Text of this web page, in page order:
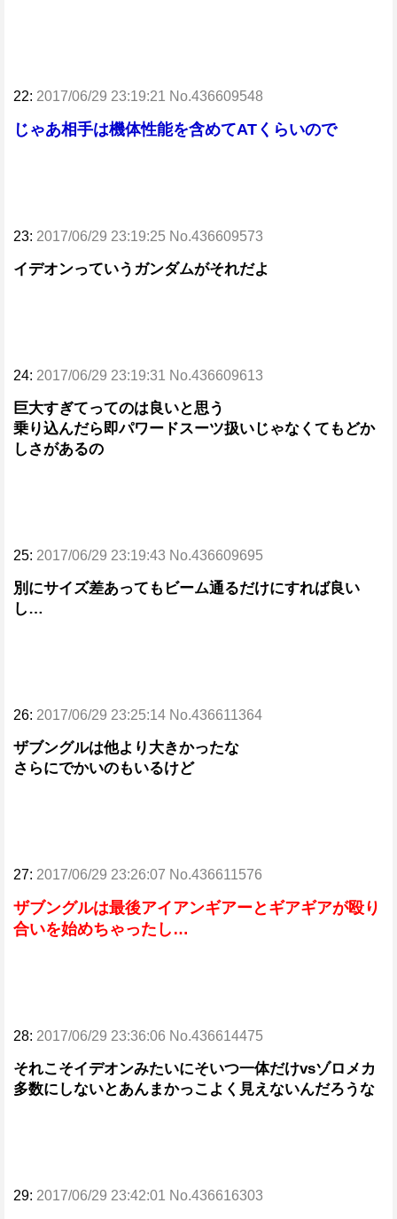
22: 2017/06/29 23:19:21 No.436609548
じゃあ相手は機体性能を含めてATくらいので
23: 2017/06/29 23:19:25 No.436609573
イデオンっていうガンダムがそれだよ
24: 2017/06/29 23:19:31 No.436609613
巨大すぎてってのは良いと思う
乗り込んだら即パワードスーツ扱いじゃなくてもどか
しさがあるの
25: 2017/06/29 23:19:43 No.436609695
別にサイズ差あってもビーム通るだけにすれば良い
し…
26: 2017/06/29 23:25:14 No.436611364
ザブングルは他より大きかったな
さらにでかいのもいるけど
27: 2017/06/29 23:26:07 No.436611576
ザブングルは最後アイアンギアーとギアギアが殴り
合いを始めちゃったし…
28: 2017/06/29 23:36:06 No.436614475
それこそイデオンみたいにそいつ一体だけvsゾロメカ
多数にしないとあんまかっこよく見えないんだろうな
29: 2017/06/29 23:42:01 No.436616303